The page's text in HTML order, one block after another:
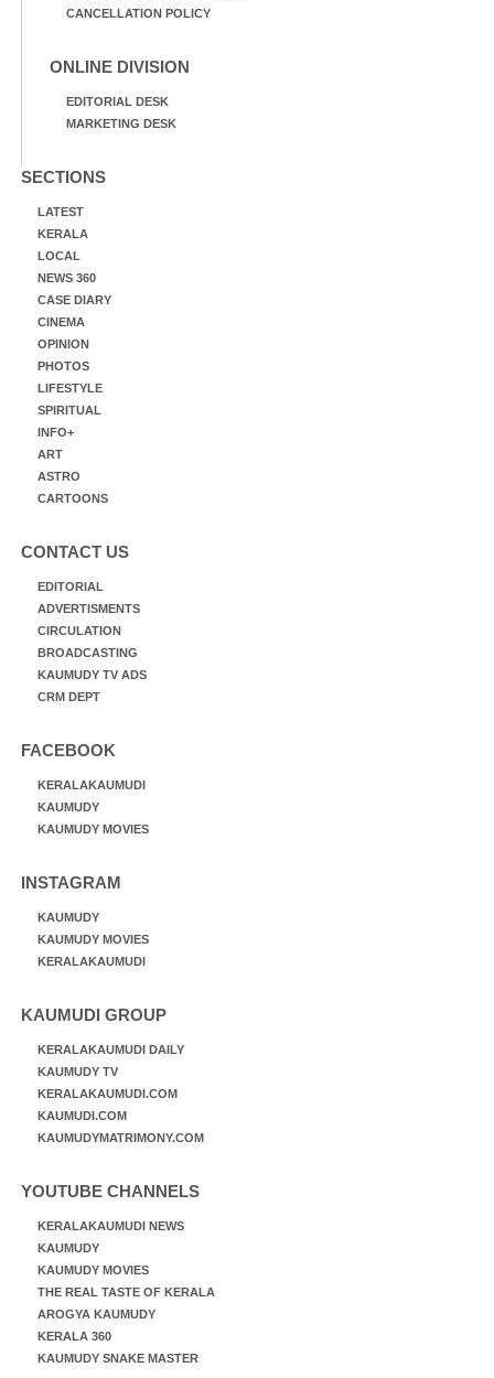
CANCELLATION POLICY
ONLINE DIVISION
EDITORIAL DESK
MARKETING DESK
SECTIONS
LATEST
KERALA
LOCAL
NEWS 360
CASE DIARY
CINEMA
OPINION
PHOTOS
LIFESTYLE
SPIRITUAL
INFO+
ART
ASTRO
CARTOONS
CONTACT US
EDITORIAL
ADVERTISMENTS
CIRCULATION
BROADCASTING
KAUMUDY TV ADS
CRM DEPT
FACEBOOK
KERALAKAUMUDI
KAUMUDY
KAUMUDY MOVIES
INSTAGRAM
KAUMUDY
KAUMUDY MOVIES
KERALAKAUMUDI
KAUMUDI GROUP
KERALAKAUMUDI DAILY
KAUMUDY TV
KERALAKAUMUDI.COM
KAUMUDI.COM
KAUMUDYMATRIMONY.COM
YOUTUBE CHANNELS
KERALAKAUMUDI NEWS
KAUMUDY
KAUMUDY MOVIES
THE REAL TASTE OF KERALA
AROGYA KAUMUDY
KERALA 360
KAUMUDY SNAKE MASTER